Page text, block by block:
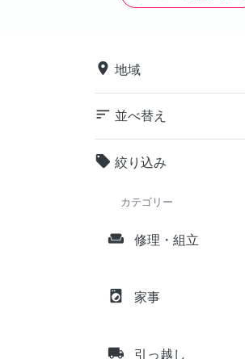
place 地域
sort 並べ替え
local_offer 絞り込み
カテゴリー
weekend 修理・組立
local_laundry_service 家事
local_shipping 引っ越し